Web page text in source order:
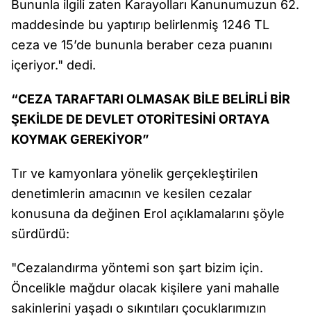
Bununla ilgili zaten Karayolları Kanunumuzun 62.
maddesinde bu yaptırıp belirlenmiş 1246 TL
ceza ve 15’de bununla beraber ceza puanını
içeriyor." dedi.
“CEZA TARAFTARI OLMASAK BİLE BELİRLİ BİR
ŞEKİLDE DE DEVLET OTORİTESİNİ ORTAYA
KOYMAK GEREKİYOR”
Tır ve kamyonlara yönelik gerçekleştirilen
denetimlerin amacının ve kesilen cezalar
konusuna da değinen Erol açıklamalarını şöyle
sürdürdü:
"Cezalandırma yöntemi son şart bizim için.
Öncelikle mağdur olacak kişilere yani mahalle
sakinlerini yaşadı o sıkıntıları çocuklarımızın